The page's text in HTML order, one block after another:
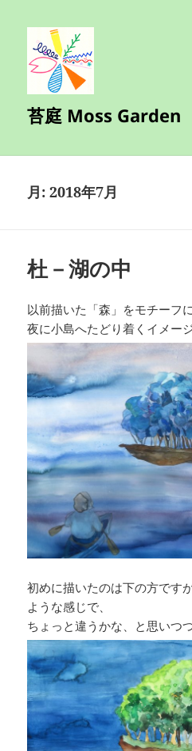
苔庭 Moss Garden
月:2018年7月
杜－湖の中
以前描いた「森」をモチーフ
夜に小島へたどり着くイメージ
初めに描いたのは下の方です
ような感じで、
ちょっと違うかな、と思いつつ